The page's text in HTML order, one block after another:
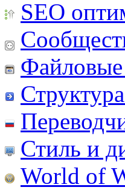
SEO
Стиль и
World of